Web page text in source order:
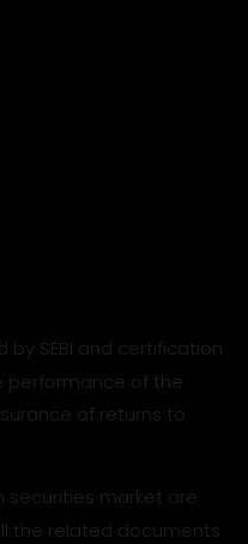
SEBI and certification
performance of the
of returns to
securities market are
the related documents